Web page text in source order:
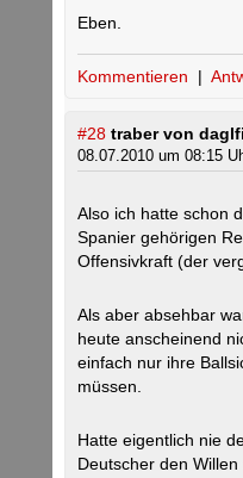
Eben.
Kommentieren |
#28 traber von
08.07.2010 um 08:15
Also ich hatte schon
Spanier gehörigen
Offensivkraft (der
Als aber absehbar
heute anscheinend
einfach nur ihre
müssen.
Hatte eigentlich nie
Deutscher den